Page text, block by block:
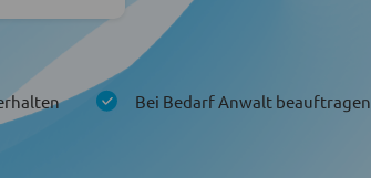
Bei Bedarf Anwalt beauftragen